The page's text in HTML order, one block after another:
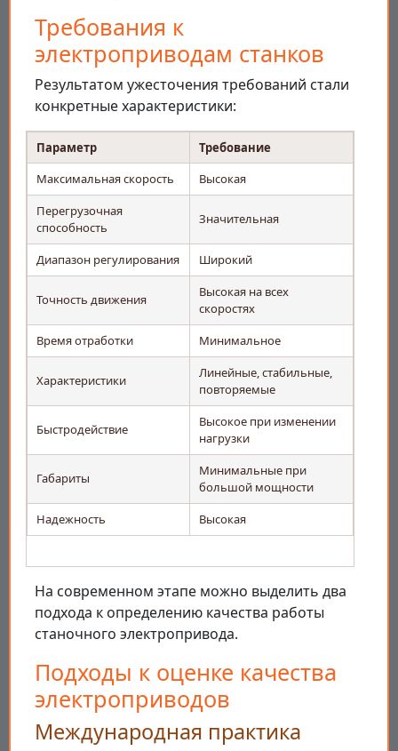
Требования к
электроприводам станков
Результатом ужесточения требований стали
конкретные характеристики:
Параметр
Требование
Максимальная скорость
Высокая
Перегрузочная
способность
Значительная
Диапазон регулирования Широкий
Точность движения
Высокая на всех
скоростях
Время отработки
Минимальное
Характеристики
Линейные, стабильные,
повторяемые
Быстродействие
Высокое при изменении
нагрузки
Габариты
Минимальные при
большой мощности
Надежность
Высокая
На современном этапе можно выделить два
подхода к определению качества работы
станочного электропривода.
Подходы к оценке качества
электроприводов
Международная практика